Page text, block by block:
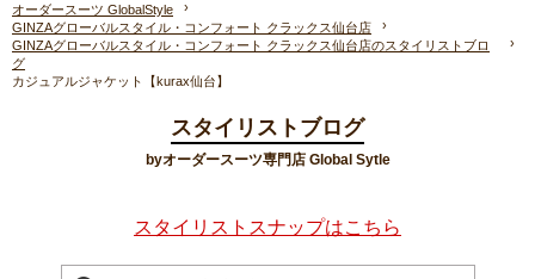
オーダースーツ GlobalStyle
GINZAグローバルスタイル・コンフォート クラックス仙台店
GINZAグローバルスタイル・コンフォート クラックス仙台店のスタイリストブロ
グ
カジュアルジャケット【kurax仙台】
スタイリストブログ
byオーダースーツ専門店 Global Sytle
スタイリストスナップはこちら